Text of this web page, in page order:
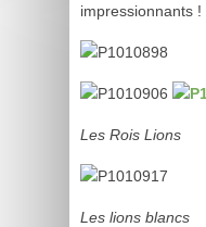
impressionnants !
Les Rois Lions
Les lions blancs